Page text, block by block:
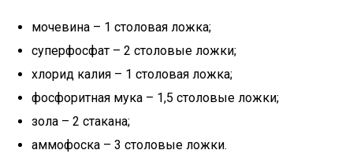
мочевина – 1 столовая ложка;
суперфосфат – 2 столовые ложки;
хлорид калия – 1 столовая ложка;
фосфоритная мука – 1,5 столовые ложки;
зола – 2 стакана;
аммофоска – 3 столовые ложки.